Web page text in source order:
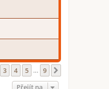
z
3 4 5 9
Přejít na